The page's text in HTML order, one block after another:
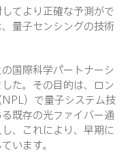
てより正確な予測がで
量子センシングの技術
国際科学パートナーシ
た。その目的は、ロン
）で量子システム技
既存の光ファイバー通
、これにより、早期に
います。